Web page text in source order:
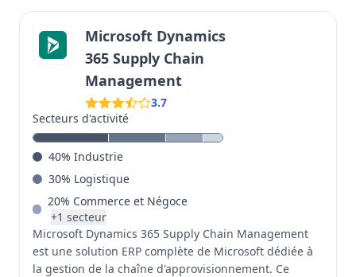
Microsoft Dynamics
365 Supply Chain
Management
3.7
Secteurs d'activité
40% Industrie
30% Logistique
20% Commerce et Négoce
+1 secteur
Microsoft Dynamics 365 Supply Chain Management
est une solution ERP complète de Microsoft dédiée à
la gestion de la chaîne d'approvisionnement. Ce